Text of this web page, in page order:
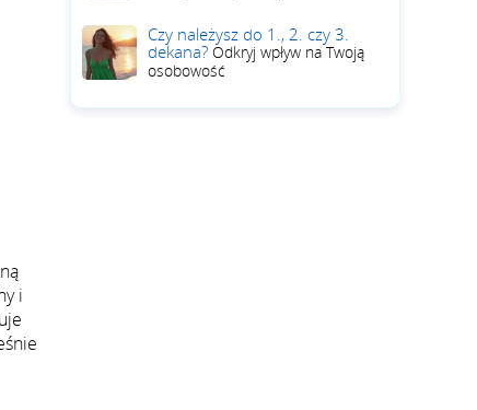
i
Czy należysz do 1., 2. czy 3.
dekana? Odkryj wpływ na Twoją
osobowość